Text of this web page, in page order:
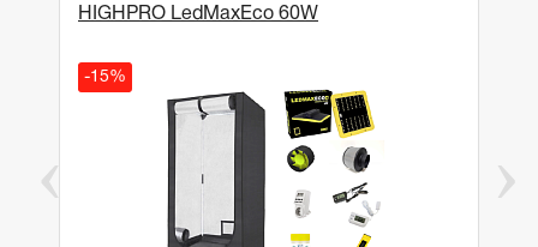
HIGHPRO LedMaxEco 60W
-15%